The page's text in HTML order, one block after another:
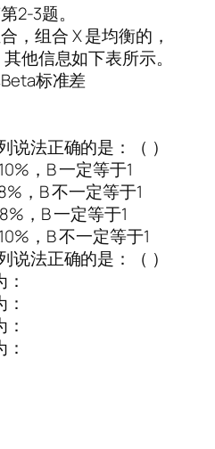
2-3题。
，组合 X 是均衡的，
他信息如下表所示。
标准差
说法正确的是：（ ）
，B 一定等于1
，B 不一定等于1
，B 一定等于1
，B 不一定等于1
说法正确的是：（ ）